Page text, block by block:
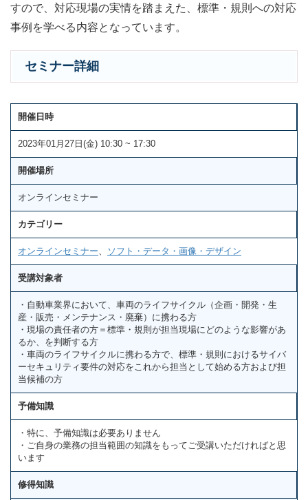
すので、対応現場の実情を踏まえた、標準・規則への対応
事例を学べる内容となっています。
セミナー詳細
開催日時
2023年01月27日(金) 10:30 ~ 17:30
開催場所
オンラインセミナー
カテゴリー
オンラインセミナー ソフト・データ・画像・デザイン
受講対象者
・自動車業界において、車両のライフサイクル（企画・開発・生
産・販売・メンテナンス・廃棄）に携わる方
・現場の責任者の方＝標準・規則が担当現場にどのような影響があ
るか、を判断する方
・車両のライフサイクルに携わる方で、標準・規則におけるサイバ
ーセキュリティ要件の対応をこれから担当として始める方および担
当候補の方
予備知識
・特に、予備知識は必要ありません
・ご自身の業務の担当範囲の知識をもってご受講いただければと思
います
修得知識